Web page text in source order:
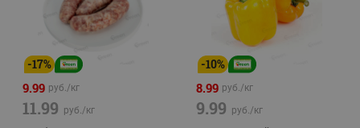
-17%
9.99 руб./кг
11.99 руб./кг
-10%
8.99 руб./кг
9.99 руб./кг